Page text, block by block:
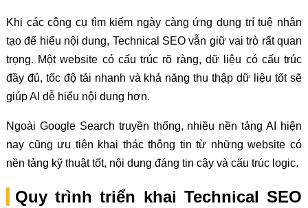
Khi các công cụ tìm kiếm ngày càng ứng dụng trí tuệ nhân
tạo để hiểu nội dung, Technical SEO vẫn giữ vai trò rất quan
trọng. Một website có cấu trúc rõ ràng, dữ liệu có cấu trúc
đầy đủ, tốc độ tải nhanh và khả năng thu thập dữ liệu tốt sẽ
giúp AI dễ hiểu nội dung hơn.
Ngoài Google Search truyền thống, nhiều nền tảng AI hiện
nay cũng ưu tiên khai thác thông tin từ những website có
nền tảng kỹ thuật tốt, nội dung đáng tin cậy và cấu trúc logic.
Quy trình triển khai Technical SEO